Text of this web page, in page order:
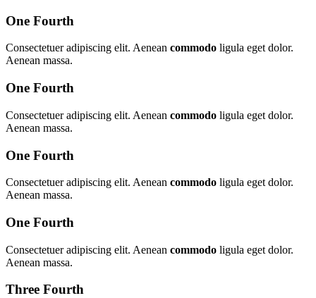
One Fourth
Consectetuer adipiscing elit. Aenean commodo ligula eget dolor.
Aenean massa.
One Fourth
Consectetuer adipiscing elit. Aenean commodo ligula eget dolor.
Aenean massa.
One Fourth
Consectetuer adipiscing elit. Aenean commodo ligula eget dolor.
Aenean massa.
One Fourth
Consectetuer adipiscing elit. Aenean commodo ligula eget dolor.
Aenean massa.
Three Fourth